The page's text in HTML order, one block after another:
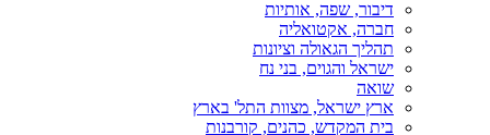
דיבור, שפה, אותיות
חברה, אקטואליה
תהליך הגאולה וציונות
ישראל והגוים, בני נח
שואה
ארץ ישראל, מצוות התל' בארץ
בית המקדש, כהנים, קורבנות